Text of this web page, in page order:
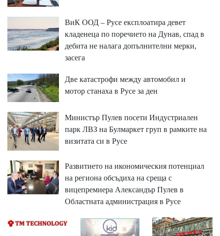
ВиК ООД – Русе експлоатира девет
кладенеца по поречието на Дунав, спад в
дебита не налага допълнителни мерки,
засега
Две катастрофи между автомобил и
мотор станаха в Русе за ден
Министър Пулев посети Индустриален
парк ЛВЗ на Булмаркет груп в рамките на
визитата си в Русе
Развитието на икономическия потенциал
на региона обсъдиха на среща с
вицепремиера Александър Пулев в
Областната администрация в Русе